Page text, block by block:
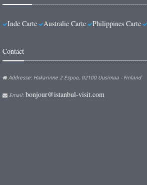
Inde Carte Australie Carte Philippines Carte
Contact
Addresse: Hakarinne 2 Espoo, 02100 Uusimaa - Finland
Email: bonjour@istanbul-visit.com